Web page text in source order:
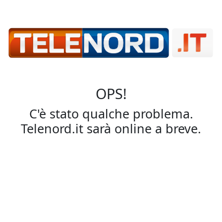
OPS!
C'è stato qualche problema.
Telenord.it sarà online a breve.